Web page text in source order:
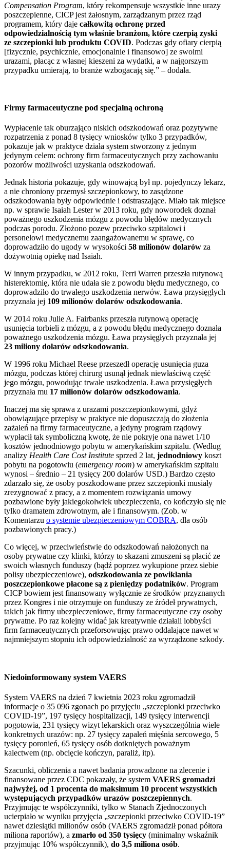
Compensation Program, który rekompensuje wszystkie inne urazy
poszczepienne, CICP jest żałosnym, zarządzanym przez rząd
programem, który daje całkowitą ochronę przed
odpowiedzialnością tym właśnie branżom, które czerpią zyski
ze szczepionki lub produktu COVID. Podczas gdy ofiary cierpią
[fizycznie, psychicznie, emocjonalnie i finansowo] ze swoimi
urazami, płacąc z własnej kieszeni za wydatki, a w najgorszym
przypadku umierają, to branże wzbogacają się.” – dodała.
Firmy farmaceutyczne pod specjalną ochroną
Wypłacenie tak oburzająco niskich odszkodowań oraz pozytywne
rozpatrzenia z ponad 8 tysięcy wniosków tylko 3 przypadków,
pokazuje jak w praktyce działa system stworzony z jednym
jedynym celem: ochrony firm farmaceutycznych przy zachowaniu
pozorów możliwości uzyskania odszkodowań.
Jednak historia pokazuje, gdy winowajcą był np. pojedynczy lekarz,
a nie chroniony przemysł szczepionkowy, to zasądzone
odszkodowania były odpowiednie i odstraszające. Miało tak miejsce
np. w sprawie Isaiah Lester w 2013 roku, gdy noworodek doznał
poważnego uszkodzenia mózgu z powodu błędów medycznych
podczas porodu. Złożono pozew przeciwko szpitalowi i
personelowi medycznemu zaangażowanemu w sprawę, co
doprowadziło do ugody w wysokości 58 milionów dolarów za
dożywotnią opiekę nad Isaiah.
W innym przypadku, w 2012 roku, Terri Warren przeszła rutynową
histerektomię, która nie udała sie z powodu błędu medycznego, co
doprowadziło do trwałego uszkodzenia nerwów. Ława przysięgłych
przyznała jej 109 milionów dolarów odszkodowania.
W 2014 roku Julie A. Fairbanks przeszła rutynową operację
usunięcia torbieli z mózgu, a z powodu błędu medycznego doznała
poważnego uszkodzenia mózgu. Ława przysięgłych przyznała jej
23 miliony dolarów odszkodowania.
W 1996 roku Michael Reese przeszedł operację usunięcia guza
mózgu, podczas której chirurg usunął jednak niewłaściwą część
jego mózgu, powodując trwałe uszkodzenia. Ława przysięgłych
przyznała mu 17 milionów dolarów odszkodowania.
Inaczej ma się sprawa z urazami poszczepionkowymi, gdyż
obowiązujące przepisy w praktyce nie dopuszczają do złożenia
zażaleń na firmy farmaceutyczne, a jedyny program rządowy
wypłacił tak symboliczną kwotę, że nie pokryje ona nawet 1/10
kosztów jednodniowgo pobytu w amerykańskim szpitalu. (Według
analizy Health Care Cost Institute sprzed 2 lat, jednodniowy koszt
pobytu na pogotowiu (emergency room) w amerykańskim szpitalu
wynosi – średnio – 21 tysięcy 200 dolarów USD.) Bardzo często
zdarzało się, że osoby poszkodowane przez szczepionki musiały
zrezygnować z pracy, a z momentem rozwiązania umowy
pozbawione były jakiegokolwiek ubezpieczenia, co kończyło się nie
tylko dramatem zdrowotnym, ale i finansowym. (Zob. w
Komentarzu o systemie ubezpieczeniowym COBRA, dla osób
pozbawionych pracy.)
Co więcej, w przeciwieństwie do odszkodowań nałożonych na
osoby prywatne czy klinki, którzy to skazani zmuszeni są płacić ze
swoich własnych funduszy (bądź poprzez wykupione przez siebie
polisy ubezpieczeniowe), odszkodowania ze powikłania
poszczepionkowe płacone są z pieniędzy podatników. Program
CICP bowiem jest finansowany wyłącznie ze środków przyznanych
przez Kongres i nie otrzymuje on funduszy ze źródeł prywatnych,
takich jak firmy ubezpieczeniowe, firmy farmaceutyczne czy osoby
prywatne. Po raz kolejny widać jak kreatywnie działali lobbyści
firm farmaceutycznych przeforsowując prawo oddalające nawet w
najmniejszym stopniu ich odpowiedzialność za wyrządzone szkody.
Niedoinformowany system VAERS
System VAERS na dzień 7 kwietnia 2023 roku zgromadził
informacje o 35 096 zgonach po przyjęciu „szczepionki przeciwko
COVID-19”, 197 tysięcy hospitalizacji, 149 tysięcy interwencji
pogotowia, 231 tysięcy wizyt lekarskich oraz wyszczególnia wiele
konkretnych urazów: np. 27 tysięcy zapaleń mięśnia sercowego, 5
tysięcy poronień, 65 tysięcy osób dotkniętych poważnym
kalectwem (np. obcięcie kończyn, paraliż, itp).
Szacunki, obliczenia a nawet badania prowadzone na zlecenie i
finansowane przez CDC pokazały, że system VAERS gromadzi
najwyżej, od 1 procenta do maksimum 10 procent wszystkich
występujących przypadków urazów poszczepiennych.
Przyjmując te współczynniki, tylko w Stanach Zjednoczonych
ucierpiało w wyniku przyjęcia „szczepionki przeciwko COVID-19”
nawet dziesiątki milionów osób (VAERS zgromadził ponad półtora
miliona raportów), a zmarło od 350 tysięcy (minimalny wskaźnik
przyjmując 10% współczynnik), do 3,5 miliona osób.